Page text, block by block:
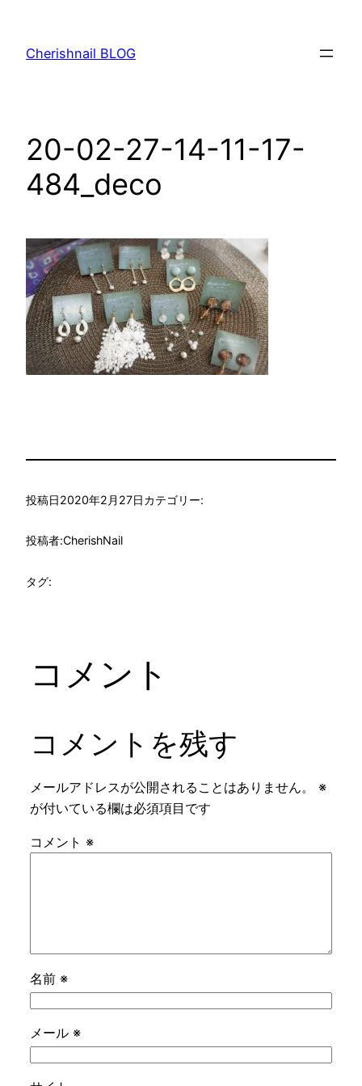
Cherishnail BLOG
20-02-27-14-11-17-
484_deco
投稿日2020年2月27日カテゴリー:
投稿者:CherishNail
タグ:
コメント
コメントを残す
メールアドレスが公開されることはありません。
※
が付いている欄は必須項目です
コメント ※
名前 ※
メール ※